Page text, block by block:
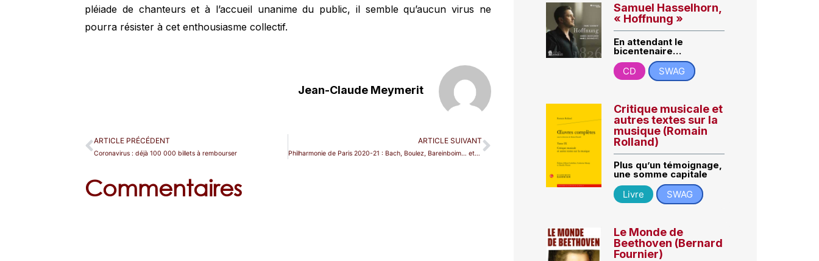
pléiade de chanteurs et à l’accueil unanime du public, il semble qu’aucun virus ne
pourra résister à cet enthousiasme collectif.
Jean-Claude Meymerit
ARTICLE PRÉCÉDENT
Coronavirus : déjà 100 000 billets à rembourser
ARTICLE SUIVANT
Philharmonie de Paris 2020-21 : Bach, Boulez, Bareinboim… et des voix
Commentaires
Samuel Hasselhorn,
« Hoffnung »
En attendant le
bicentenaire…
CD
SWAG
Critique musicale et
autres textes sur la
musique (Romain
Rolland)
Plus qu’un témoignage,
une somme capitale
Livre
SWAG
Le Monde de
Beethoven (Bernard
Fournier)